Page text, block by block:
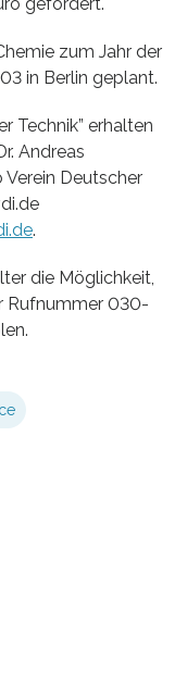
zum Jahr der
in Berlin geplant.
Technik” erhalten
Andreas
Deutscher
.
die Möglichkeit,
Rufnummer 030-